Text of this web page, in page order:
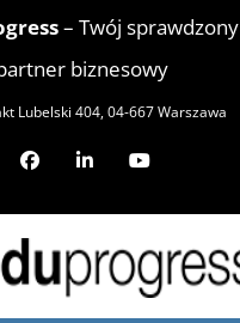
– Twój sprawdzony
biznesowy
Lubelski 404, 04-667 Warszawa